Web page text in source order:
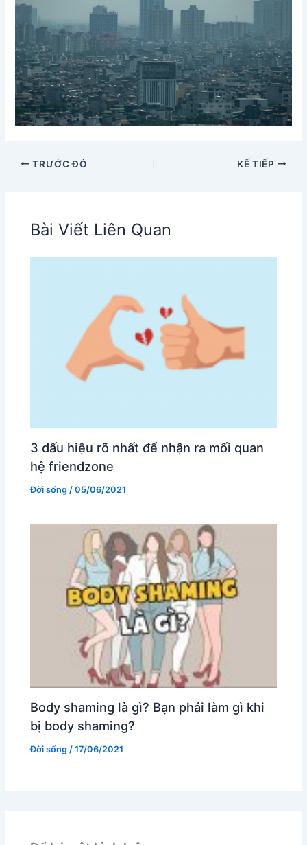
TRƯỚC ĐÓ KẾ TIẾP
Bài Viết Liên Quan
3 dấu hiệu rõ nhất để nhận ra mối quan
hệ friendzone
Đời sống /05/06/2021
Body shaming là gì? Bạn phải làm gì khi
bị body shaming?
Đời sống /17/06/2021